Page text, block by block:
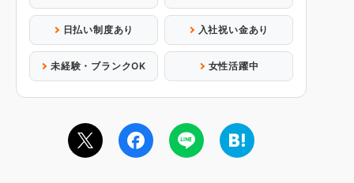
日払い制度あり 入社祝い金あり
未経験・ブランクOK 女性活躍中